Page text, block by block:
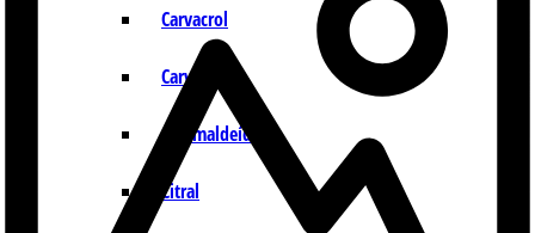
Carvacrol
Carvona
Cinamaldeído
Citral